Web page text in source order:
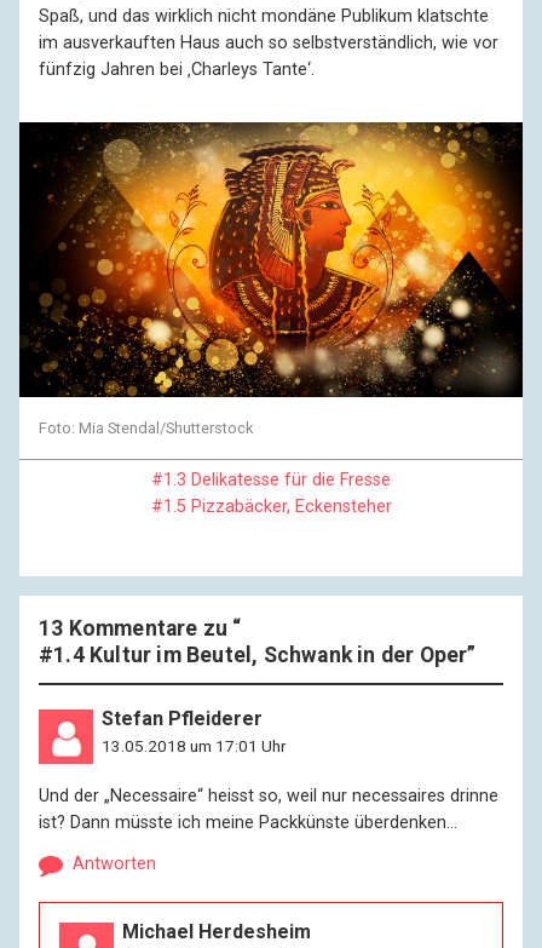
Spaß, und das wirklich nicht mondäne Publikum klatschte
im ausverkauften Haus auch so selbstverständlich, wie vor
fünfzig Jahren bei ‚Charleys Tante‘.
Foto: Mia Stendal/Shutterstock
#1.3 Delikatesse für die Fresse
#1.5 Pizzabäcker, Eckensteher
13 Kommentare zu “
#1.4 Kultur im Beutel, Schwank in der Oper”
Stefan Pfleiderer
13.05.2018 um 17:01 Uhr
Und der „Necessaire“ heisst so, weil nur necessaires drinne
ist? Dann müsste ich meine Packkünste überdenken…
Antworten
Michael Herdesheim